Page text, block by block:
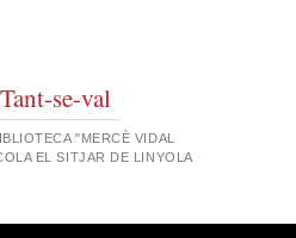
se-val
"MERCÈ VIDAL
EL SITJAR DE LINYOLA